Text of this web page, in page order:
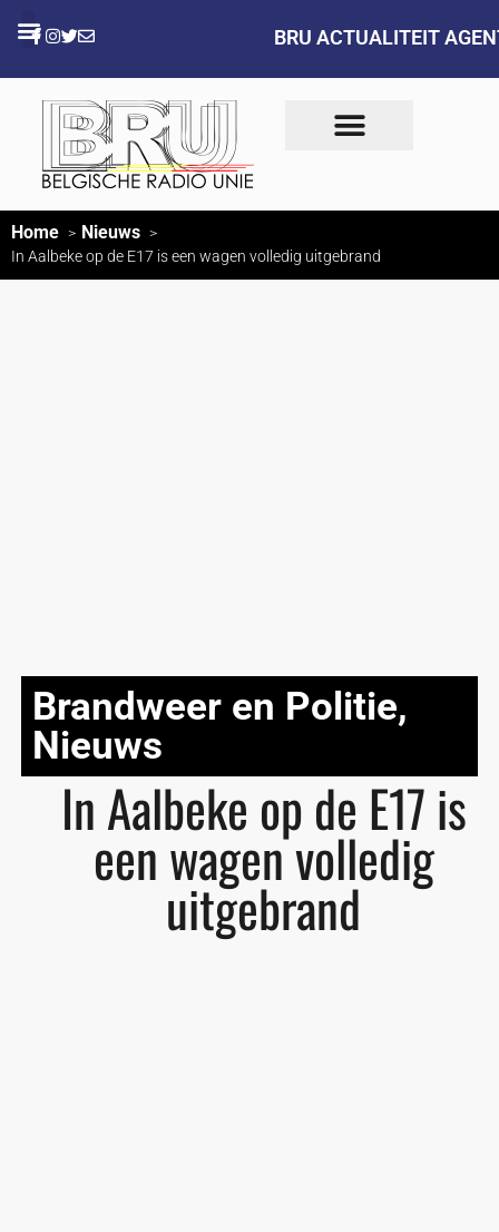
BRU ACTUALITEIT
Home Nieuws
In Aalbeke op de E17 is een wagen volledig uitgebrand
Brandweer en Politie,
Nieuws
In Aalbeke op de E17 is
een wagen volledig
uitgebrand